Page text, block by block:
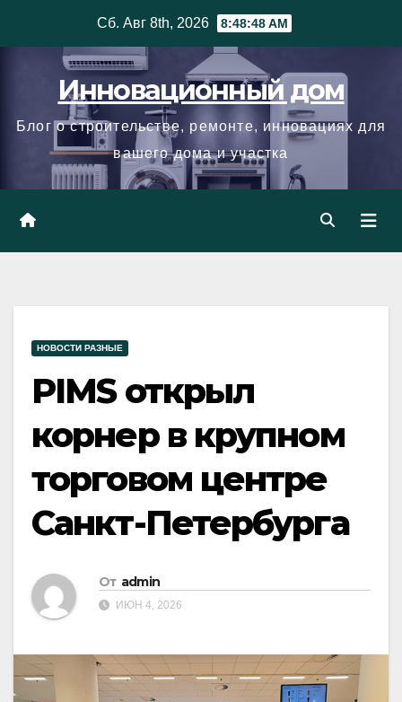
Сб. Авг 8th, 2026 8:48:49 AM
Инновационный дом
Блог о строительстве, ремонте, инновациях для
вашего дома и участка
НОВОСТИ РАЗНЫЕ
PIMS открыл
корнер в крупном
торговом центре
Санкт-Петербурга
От admin
ИЮН 4, 2026